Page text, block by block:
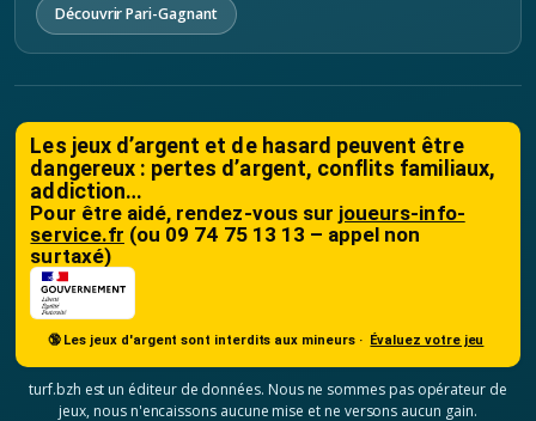
Découvrir Pari-Gagnant
Les jeux d’argent et de hasard peuvent être
dangereux : pertes d’argent, conflits familiaux,
addiction…
Pour être aidé, rendez-vous sur joueurs-info-
service.fr (ou 09 74 75 13 13 – appel non
surtaxé)
🔞 Les jeux d'argent sont interdits aux mineurs · Évaluez votre jeu
turf.bzh est un éditeur de données. Nous ne sommes pas opérateur de
jeux, nous n'encaissons aucune mise et ne versons aucun gain.